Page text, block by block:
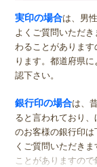
実印の男性用は、
ミリがおすすめで
リ。女性用の実印
の方でご結婚され
なるのが一般的です
女関係なく大きいも
り下さい。印材に
際は、各商品ペー
銀行印の男性用は
実印の場合は、男
よくご質問いただ
わることがありま
ります。都道府県
認下さい。
銀行印の場合は、
ると言われており
のお客様の銀行印
くご質問いただき
ことがありますの